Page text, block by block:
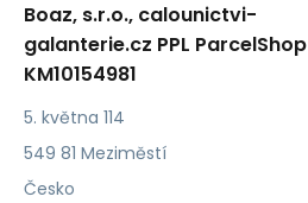
Boaz, s.r.o., calounictvi-
galanterie.cz PPL ParcelShop
KM10154981
5. května 114
549 81 Meziměstí
Česko